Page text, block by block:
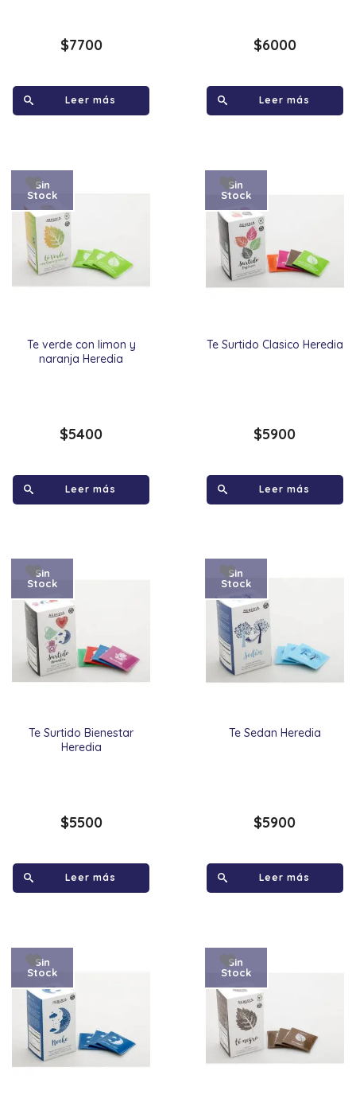
$7700
Leer más
$6000
Leer más
Te verde con limon y
naranja Heredia
Sin
Stock
$5400
Leer más
Te Surtido Clasico Heredia
Sin
Stock
$5900
Leer más
Te Surtido Bienestar
Heredia
Sin
Stock
$5500
Leer más
Te Sedan Heredia
Sin
Stock
$5900
Leer más
Sin
Stock
Sin
Stock